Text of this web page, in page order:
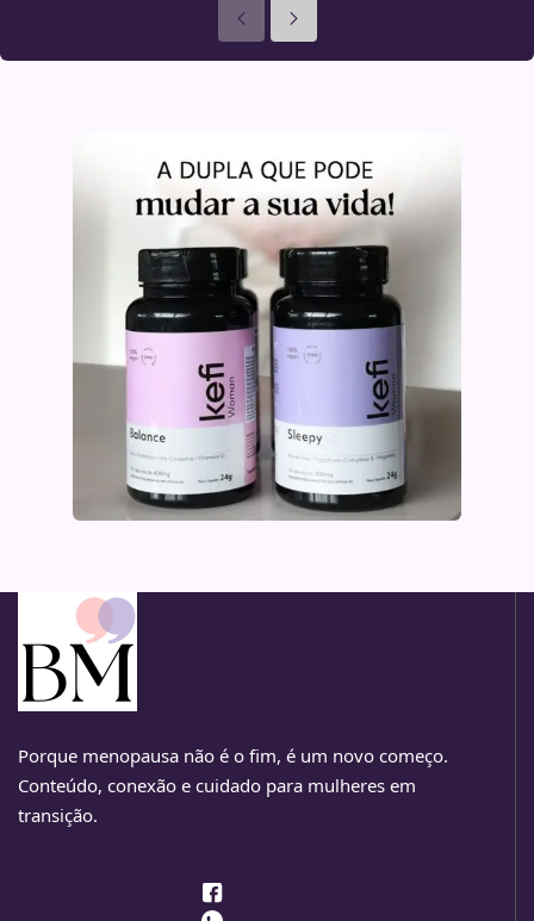
AnterioresSeguinte
Porque menopausa não é o fim, é um novo começo.
Conteúdo, conexão e cuidado para mulheres em
transição.